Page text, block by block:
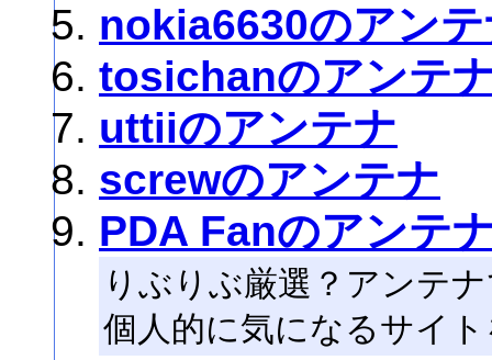
nokia6630のアン
tosichanのアンテ
uttiiのアンテナ
screwのアンテナ
PDA Fanのアンテ
りぶりぶ厳選？アンテ
個人的に気になるサイ